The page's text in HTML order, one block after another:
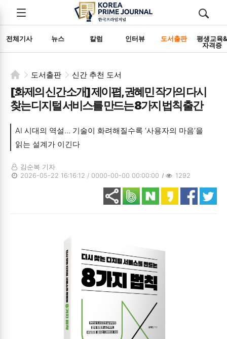
전체기사 뉴스 칼럼 인터뷰 도서출판
평생교육
자격증
전체메뉴 검색
열기/
도서출판 신간 추천 도서
[화제의 신간 소개] 제이폅, 권혜민 작가의 다시
찾는 디지털 서비스를 만드는 8가지 법칙 출간
AI 시대의 역설… 기술이 화려해질수록 ‘사용자의 마음’을
읽는 설계가 이긴다
김순복 기자
2026-05-22 16:16:12 / 0000-00-00 00:00:00
1292